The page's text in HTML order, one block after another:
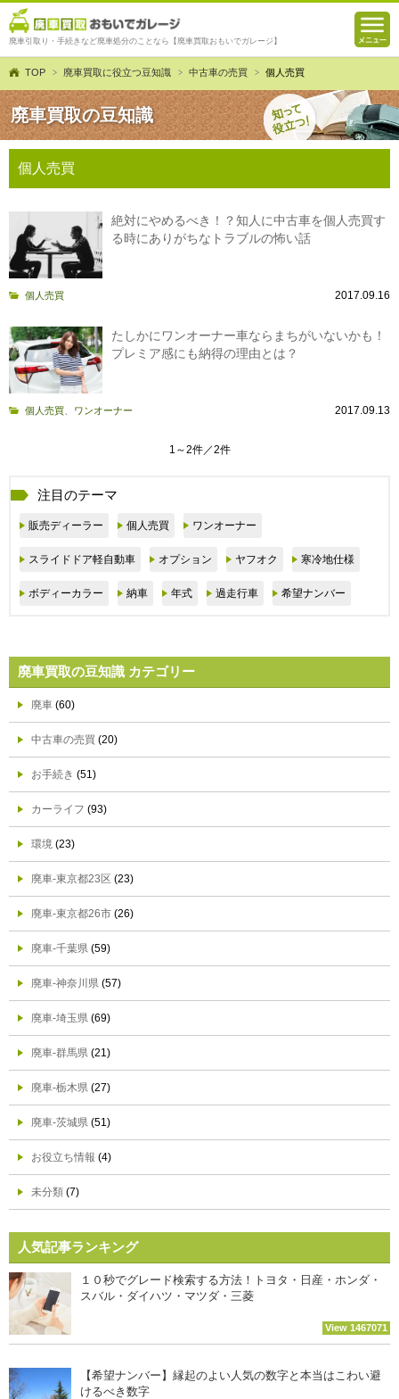
廃車引取り・手続きなど廃車処分のことなら【廃車買取おもいでガレージ】
TOP 廃車買取に役立つ豆知識 中古車の売買 個人売買
廃車買取の豆知識
個人売買
絶対にやめるべき！？知人に中古車を個人売買す
る時にありがちなトラブルの怖い話
個人売買 2017.09.16
たしかにワンオーナー車ならまちがいないかも！
プレミア感にも納得の理由とは？
個人売買 ワンオーナー 2017.09.13
1～2件／2件
注目のテーマ
販売ディーラー 個人売買 ワンオーナー
スライドドア軽自動車 オプション ヤフオク 寒冷地仕様
ボディーカラー 納車 年式 過走行車 希望ナンバー
廃車買取の豆知識 カテゴリー
廃車 (60)
中古車の売買 (20)
お手続き (51)
カーライフ (93)
環境 (23)
廃車-東京都23区 (23)
廃車-東京都26市 (26)
廃車-千葉県 (59)
廃車-神奈川県 (57)
廃車-埼玉県 (69)
廃車-群馬県 (21)
廃車-栃木県 (27)
廃車-茨城県 (51)
お役立ち情報 (4)
未分類 (7)
人気記事ランキング
１０秒でグレード検索する方法！トヨタ・日産・ホンダ・
スバル・ダイハツ・マツダ・三菱
View 1467071
【希望ナンバー】縁起のよい人気の数字と本当はこわい避
けるべき数字